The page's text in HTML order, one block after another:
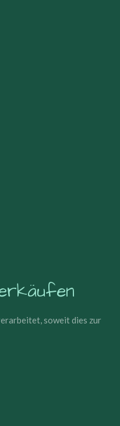
soweit dies zur